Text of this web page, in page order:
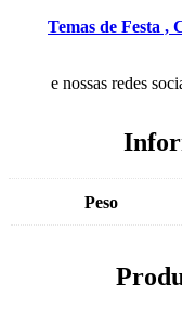
Temas de Festa ,
e nossas redes
Peso